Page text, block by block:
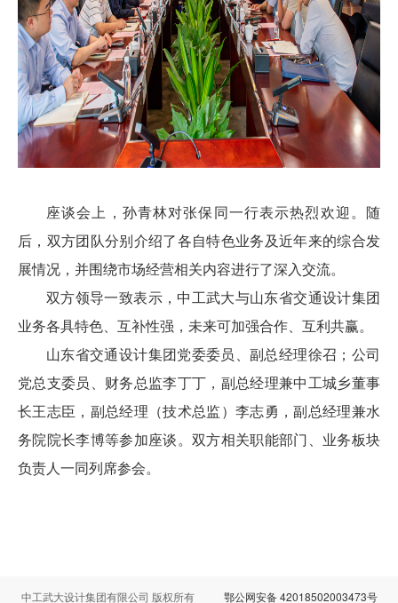
座谈会上，孙青林对张保同一行表示热烈欢迎。随
后，双方团队分别介绍了各自特色业务及近年来的综合发
展情况，并围绕市场经营相关内容进行了深入交流。
双方领导一致表示，中工武大与山东省交通设计集团
业务各具特色、互补性强，未来可加强合作、互利共赢。
山东省交通设计集团党委委员、副总经理徐召；公司
党总支委员、财务总监李丁丁，副总经理兼中工城乡董事
长王志臣，副总经理（技术总监）李志勇，副总经理兼水
务院院长李博等参加座谈。双方相关职能部门、业务板块
负责人一同列席参会。
中工武大设计集团有限公司 版权所有 鄂公网安备 42018502003473号